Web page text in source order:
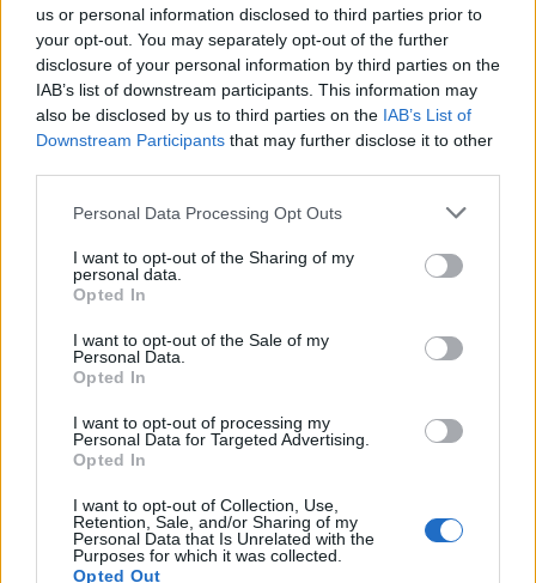
us or personal information disclosed to third parties prior to
your opt-out. You may separately opt-out of the further
disclosure of your personal information by third parties on the
IAB’s list of downstream participants. This information may
also be disclosed by us to third parties on the IAB’s List of
Downstream Participants that may further disclose it to other
Personal Data Processing Opt Outs
I want to opt-out of the Sharing of my
personal data.
Opted In
I want to opt-out of the Sale of my
Personal Data.
Opted In
I want to opt-out of processing my
Personal Data for Targeted Advertising.
Opted In
I want to opt-out of Collection, Use,
Retention, Sale, and/or Sharing of my
Personal Data that Is Unrelated with the
Purposes for which it was collected.
Opted Out
Commenti
articolo.
L'email è richiesta ma non verrà mostrata ai visitatori. Il contenuto di questo
commento esprime il pensiero dell'autore e non rappresenta la linea editoriale
commenti non sono testi giornalistici, ma post inviati dai singoli lettori che
possono essere automaticamente pubblicati senza filtro preventivo. I commenti
che includano uno o più link a siti esterni verranno rimossi in automatico dal